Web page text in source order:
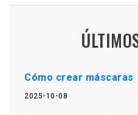
Cómo crear máscaras
2025-10-08